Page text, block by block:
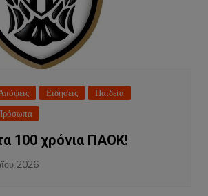
Ειδήσεις
Παιδεία
100 χρόνια ΠΑΟΚ!
2026